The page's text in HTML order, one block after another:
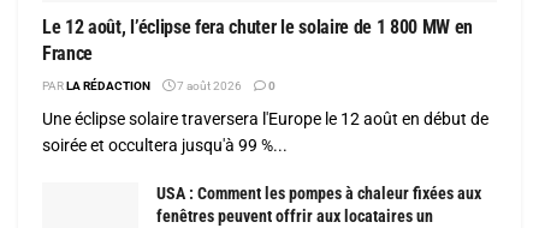
Le 12 août, l’éclipse fera chuter le solaire de 1 800 MW en
France
PARLA RÉDACTION 7 août 2026 0
Une éclipse solaire traversera l'Europe le 12 août en début de
soirée et occultera jusqu'à 99 %...
USA : Comment les pompes à chaleur fixées aux
fenêtres peuvent offrir aux locataires un